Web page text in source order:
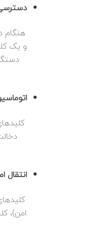
و یک
انتقال